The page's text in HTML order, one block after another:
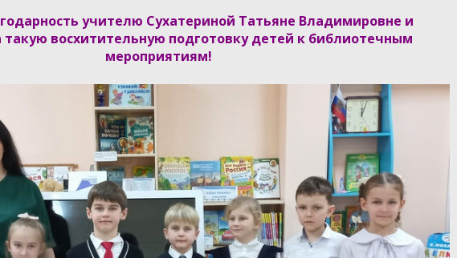
учителю Сухатериной Татьяне Владимировне и
восхитительную подготовку детей к библиотечным
мероприятиям!